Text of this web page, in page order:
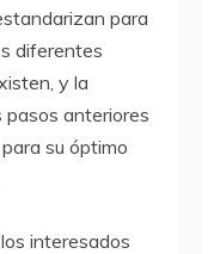
para
diferentes
y la
pasos anteriores
su óptimo
interesados